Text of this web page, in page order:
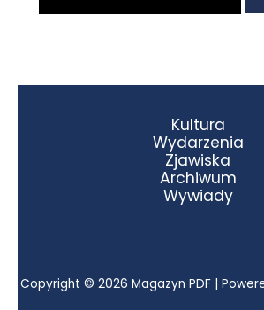
Kultura
Wydarzenia
Zjawiska
Archiwum
Wywiady
Copyright © 2026 Magazyn PDF |